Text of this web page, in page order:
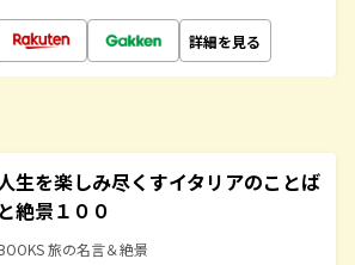
詳細を見る
生を楽しみ尽くすイタリアのことば
と絶景１００
旅の名言＆絶景